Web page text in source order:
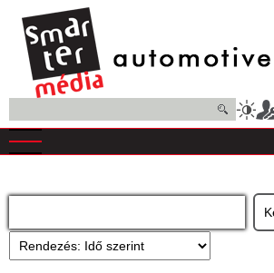
tartalomra